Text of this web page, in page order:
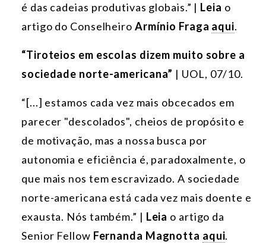
é das cadeias produtivas globais.” | Leia o
artigo do Conselheiro Armínio Fraga aqui.
“Tiroteios em escolas dizem muito sobre a
sociedade norte-americana” | UOL, 07/10.
“[...] estamos cada vez mais obcecados em
parecer "descolados", cheios de propósito e
de motivação, mas a nossa busca por
autonomia e eficiência é, paradoxalmente, o
que mais nos tem escravizado. A sociedade
norte-americana está cada vez mais doente e
exausta. Nós também.” | Leia o artigo da
Senior Fellow Fernanda Magnotta aqui.